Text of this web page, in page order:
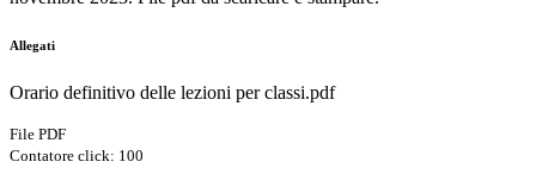
Allegati
Orario definitivo delle lezioni per classi.pdf
File PDF
Contatore click: 100